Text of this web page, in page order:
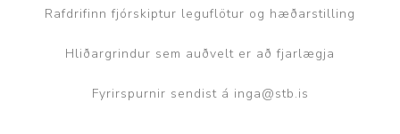
Rafdrifinn fjórskiptur leguflötur og hæðarstilling
Hliðargrindur sem auðvelt er að fjarlægja
Fyrirspurnir sendist á inga@stb.is